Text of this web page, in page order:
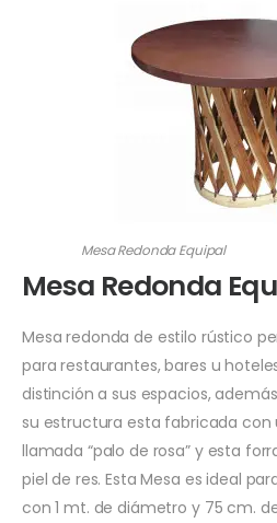
Mesa Redonda Equipal
Mesa Redonda
Mesa redonda de estilo rústico
para restaurantes, bares u
distinción a sus espacios,
su estructura esta fabricada
llamada “palo de rosa” y esta
piel de res. Esta Mesa es ideal
con 1 mt. de diámetro y 75 cm.